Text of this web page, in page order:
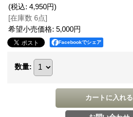
(税込: 4,950円)
[在庫数 6点]
希望小売価格: 5,000円
Facebookでシェア
数量: